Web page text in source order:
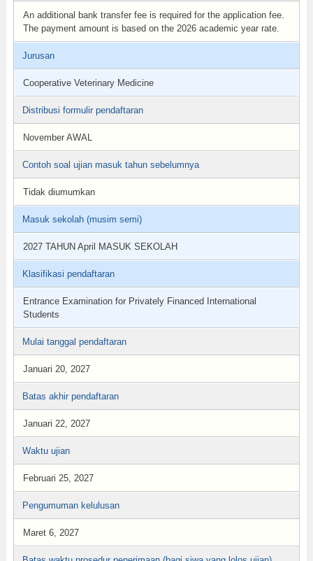
An additional bank transfer fee is required for the application fee.
The payment amount is based on the 2026 academic year rate.
Jurusan
Cooperative Veterinary Medicine
Distribusi formulir pendaftaran
November AWAL
Contoh soal ujian masuk tahun sebelumnya
Tidak diumumkan
Masuk sekolah (musim semi)
2027 TAHUN April MASUK SEKOLAH
Klasifikasi pendaftaran
Entrance Examination for Privately Financed International
Students
Mulai tanggal pendaftaran
Januari 20, 2027
Batas akhir pendaftaran
Januari 22, 2027
Waktu ujian
Februari 25, 2027
Pengumuman kelulusan
Maret 6, 2027